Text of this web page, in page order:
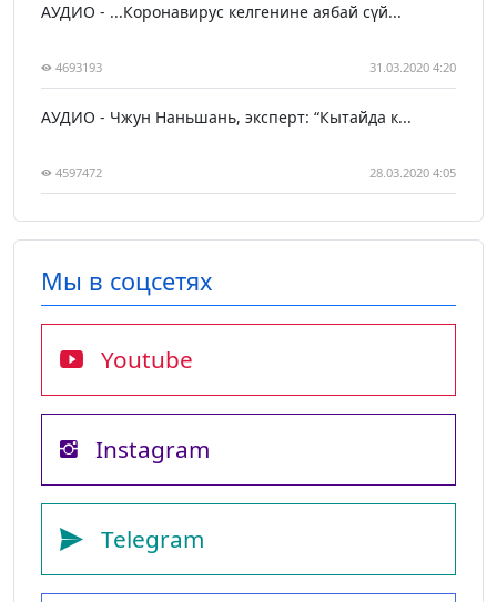
АУДИО - ...Коронавирус келгенине аябай сүй...
4693193 31.03.2020 4:20
АУДИО - Чжун Наньшань, эксперт: “Кытайда к...
4597472 28.03.2020 4:05
Мы в соцсетях
Youtube
Instagram
Telegram